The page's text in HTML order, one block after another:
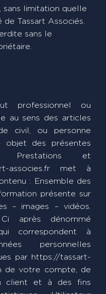
limitation quelle
Tassart Associés.
sans le
professionnel ou
au sens des articles
civil, ou personne
objet des présentes
Prestations et
associes.fr met à
: Ensemble des
présente sur
– images – vidéos.
après dénommé
correspondent à
personnelles
par https://tassart-
de votre compte, de
client et à des fins